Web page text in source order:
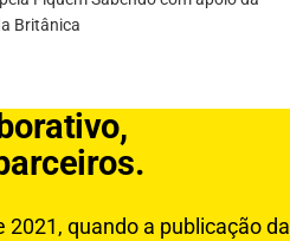
Britânica
quando a publicação da